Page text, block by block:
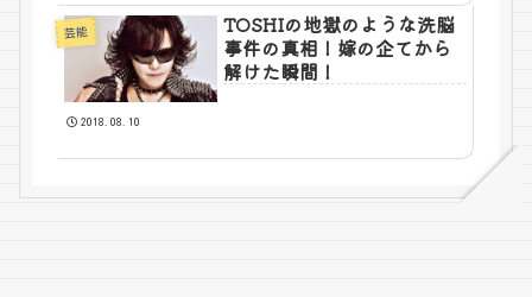
芸能
TOSHIの地獄のような洗脳
事件の真相！嫁の企てから
解けた瞬間！
2018.08.10